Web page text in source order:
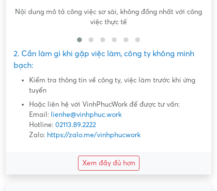
Nội dung mô tả công việc sơ sài, không đồng nhất với công
việc thực tế
2. Cần làm gì khi gặp việc làm, công ty không minh
bạch:
Kiểm tra thông tin về công ty, việc làm trước khi ứng
tuyển
Hoặc liên hệ với VinhPhucWork để được tư vấn:
Email: lienhe@vinhphuc.work
Hotline: 02113.89.2222
Zalo: https://zalo.me/vinhphucwork
Xem đầy đủ hơn